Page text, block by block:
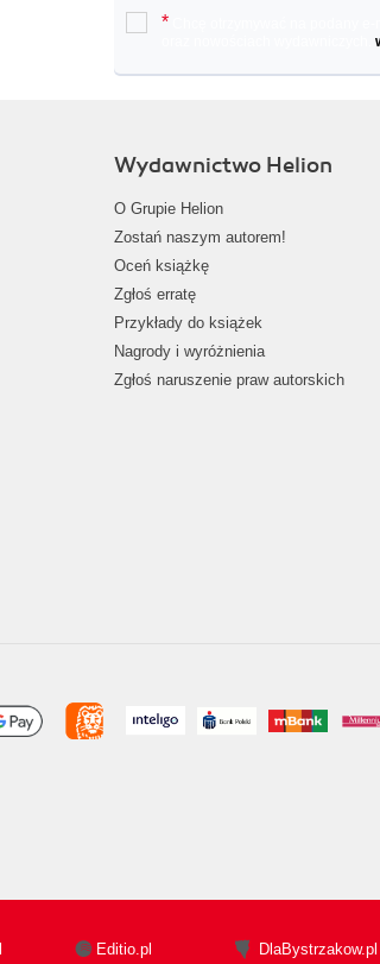
*
Wydawnictwo Helion
O Grupie Helion
Zostań naszym autorem!
Oceń książkę
Zgłoś erratę
Przykłady do książek
Nagrody i wyróżnienia
Zgłoś naruszenie praw autorskich
Editio.pl DlaBystrzakow.pl